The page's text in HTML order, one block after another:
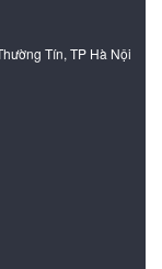
Tín, TP Hà Nội